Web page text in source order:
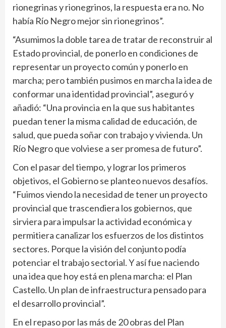
rionegrinas y rionegrinos, la respuesta era no. No
había Río Negro mejor sin rionegrinos”.
“Asumimos la doble tarea de tratar de reconstruir al
Estado provincial, de ponerlo en condiciones de
representar un proyecto común y ponerlo en
marcha; pero también pusimos en marcha la idea de
conformar una identidad provincial”, aseguró y
añadió: “Una provincia en la que sus habitantes
puedan tener la misma calidad de educación, de
salud, que pueda soñar con trabajo y vivienda. Un
Río Negro que volviese a ser promesa de futuro”.
Con el pasar del tiempo, y lograr los primeros
objetivos, el Gobierno se planteo nuevos desafíos.
“Fuimos viendo la necesidad de tener un proyecto
provincial que trascendiera los gobiernos, que
sirviera para impulsar la actividad económica y
permitiera canalizar los esfuerzos de los distintos
sectores. Porque la visión del conjunto podía
potenciar el trabajo sectorial. Y así fue naciendo
una idea que hoy está en plena marcha: el Plan
Castello. Un plan de infraestructura pensado para
el desarrollo provincial”.
En el repaso por las más de 20 obras del Plan